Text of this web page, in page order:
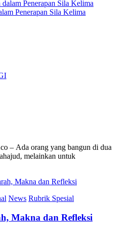
Penerapan Sila Kelima
– Ada orang yang bangun di dua
melainkan untuk
News Rubrik Spesial
Makna dan Refleksi